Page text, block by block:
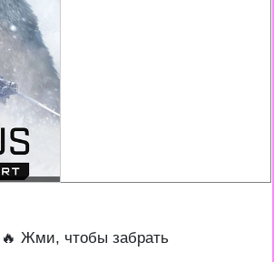
🔥 Жми, чтобы забрать